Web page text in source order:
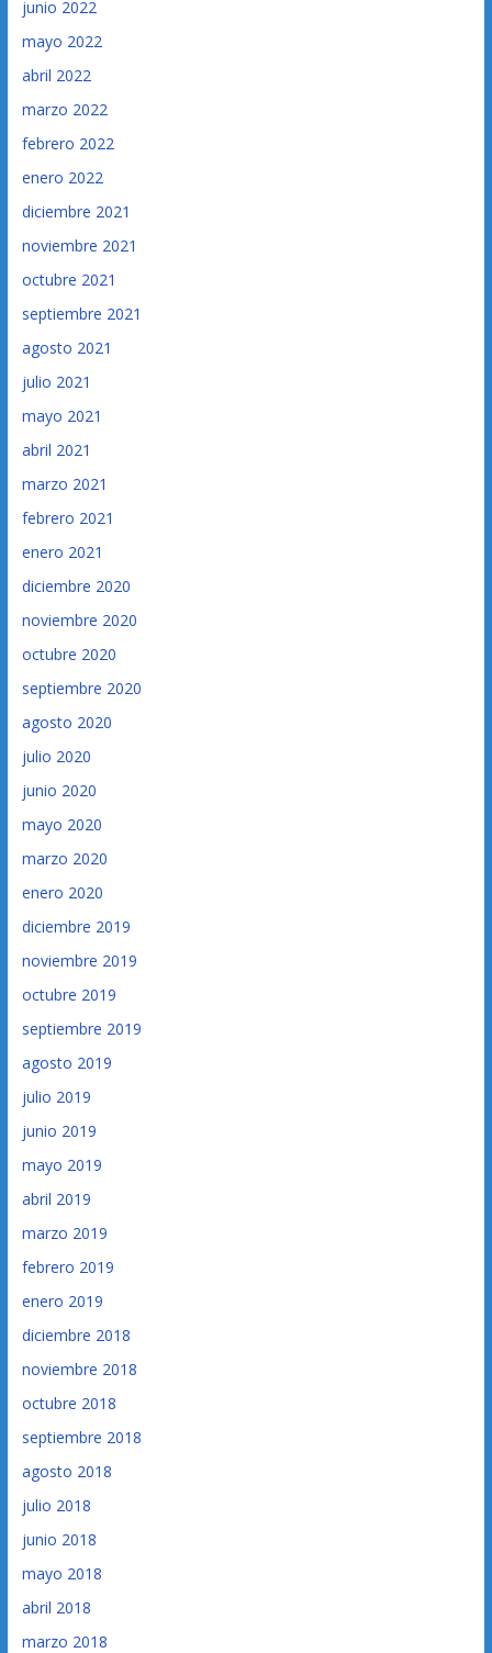
junio 2022
mayo 2022
abril 2022
marzo 2022
febrero 2022
enero 2022
diciembre 2021
noviembre 2021
octubre 2021
septiembre 2021
agosto 2021
julio 2021
mayo 2021
abril 2021
marzo 2021
febrero 2021
enero 2021
diciembre 2020
noviembre 2020
octubre 2020
septiembre 2020
agosto 2020
julio 2020
junio 2020
mayo 2020
marzo 2020
enero 2020
diciembre 2019
noviembre 2019
octubre 2019
septiembre 2019
agosto 2019
julio 2019
junio 2019
mayo 2019
abril 2019
marzo 2019
febrero 2019
enero 2019
diciembre 2018
noviembre 2018
octubre 2018
septiembre 2018
agosto 2018
julio 2018
junio 2018
mayo 2018
abril 2018
marzo 2018